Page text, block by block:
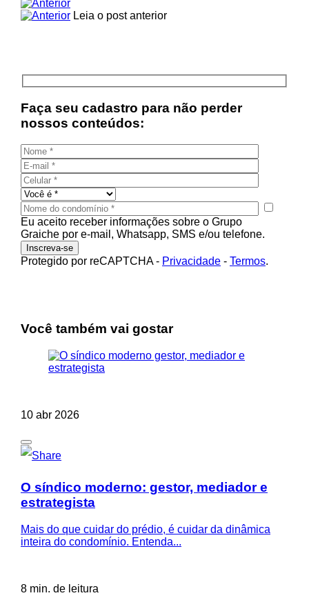
Leia o post anterior
Faça seu cadastro para não perder
nossos conteúdos:
Eu aceito receber informações sobre o Grupo
Graiche por e-mail, Whatsapp, SMS e/ou telefone.
Protegido por reCAPTCHA- Privacidade - Termos.
Você também vai gostar
10 abr 2026
O síndico moderno: gestor, mediador e
estrategista
Mais do que cuidar do prédio, é cuidar da dinâmica
inteira do condomínio. Entenda...
8 min. de leitura